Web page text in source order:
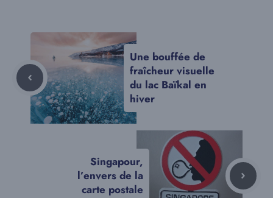
Une bouffée de
fraîcheur visuelle
du lac Baïkal en
hiver
Singapour,
l’envers de la
carte postale